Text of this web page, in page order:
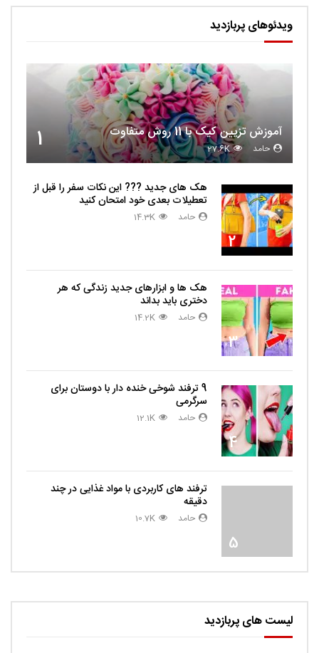
ویدئوهای پربازدید
1 آموزش تزیین کیک با 11 روش متفاوت
حامد 27.6K
2
هک های جدید ??️? این نکات سفر را قبل از
تعطیلات بعدی خود امتحان کنید
حامد 14.3K
3
هک ها و ابزارهای جدید زندگی که هر
دختری باید بداند
حامد 14.2K
4
9 ترفند شوخی خنده دار با دوستان برای
سرگرمی
حامد 12.1K
5
ترفند های کاربردی با مواد غذایی در چند
دقیقه
حامد 10.7K
لیست های پربازدید